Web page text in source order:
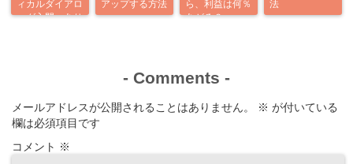
ィカルダイアロ
ーグ入門 あり
アップする方法
ら、利益は何％
あがる？
法
- Comments -
メールアドレスが公開されることはありません。 ※ が付いている
欄は必須項目です
コメント ※